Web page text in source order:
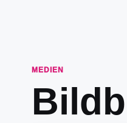
MEDIEN